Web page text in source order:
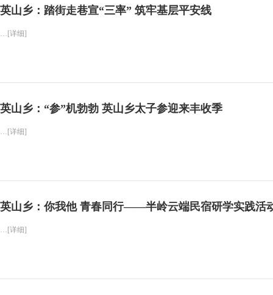
英山乡：踏街走巷宣“三率” 筑牢基层平安线
…[详细]
英山乡：“参”机勃勃 英山乡太子参迎来丰收季
…[详细]
英山乡：你我他 青春同行——半岭云端民宿研学实践活
…[详细]